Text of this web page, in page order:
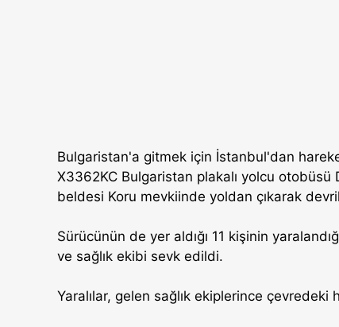
Bulgaristan'a gitmek için İstanbul'dan
X3362KC Bulgaristan plakalı yolcu otobüsü
beldesi Koru mevkiinde yoldan çıkarak
Sürücünün de yer aldığı 11 kişinin
ve sağlık ekibi sevk edildi.
Yaralılar, gelen sağlık ekiplerince